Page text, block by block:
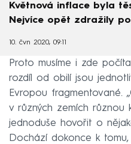
Květnová inflace byla
Nejvíce opět zdražily
10. čvn 2020, 09:11
Proto musíme i zde
rozdíl od obilí jsou
Evropou fragmentované.
v různých zemích různou
jednoduše hovořit o
Dochází dokonce k